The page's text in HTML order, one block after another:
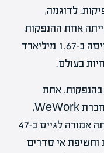
לדוגמה,
של חברת גוגל בשנת 2004 הייתה אחת ההנפקות
הבולטות ביותר בהיסטוריה. החברה גייסה כ-1.67 מיליארד
בעולם.
בהנפקות. אחת
הדוגמאות הבולטות היא ההנפקה של חברת WeWork,
שנכשלה באוקטובר 2019. החברה הייתה אמורה לגייס כ-47
וחשיפת אי סדרים